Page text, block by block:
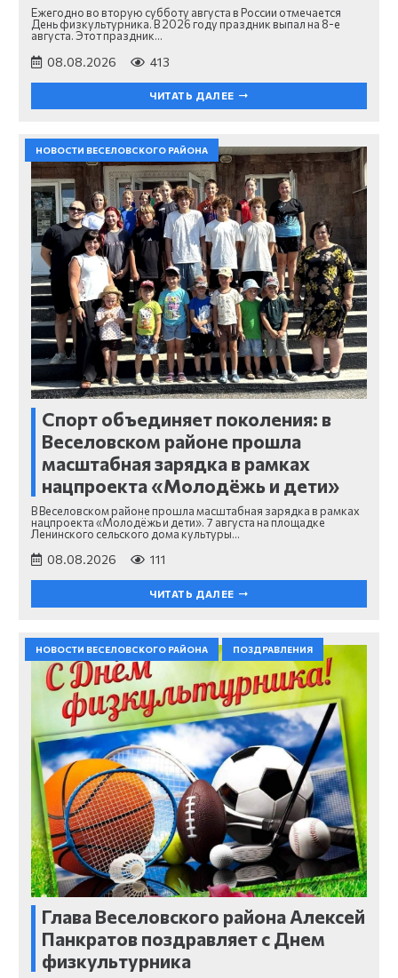
Ежегодно во вторую субботу августа в России отмечается
День физкультурника. В 2026 году праздник выпал на 8-е
августа. Этот праздник…
08.08.2026 413
ЧИТАТЬ ДАЛЕЕ
НОВОСТИ ВЕСЕЛОВСКОГО РАЙОНА
Спорт объединяет поколения: в
Веселовском районе прошла
масштабная зарядка в рамках
нацпроекта «Молодёжь и дети»
В Веселовском районе прошла масштабная зарядка в рамках
нацпроекта «Молодёжь и дети». 7 августа на площадке
Ленинского сельского дома культуры…
08.08.2026 111
ЧИТАТЬ ДАЛЕЕ
НОВОСТИ ВЕСЕЛОВСКОГО РАЙОНА ПОЗДРАВЛЕНИЯ
Глава Веселовского района Алексей
Панкратов поздравляет с Днем
физкультурника